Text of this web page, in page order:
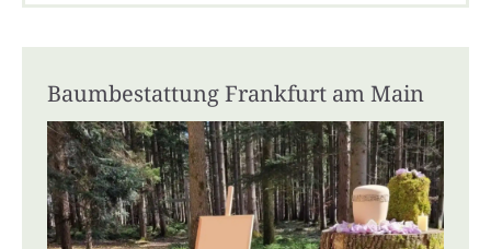
Baumbestattung Frankfurt am Main